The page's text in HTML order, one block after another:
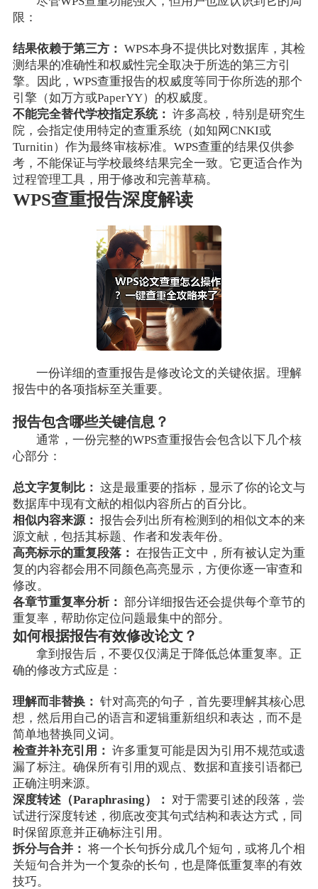
限：
结果依赖于第三方： WPS本身不提供比对数据库，其检
测结果的准确性和权威性完全取决于所选的第三方引
擎。因此，WPS查重报告的权威度等同于你所选的那个
引擎（如万方或PaperYY）的权威度。
不能完全替代学校指定系统： 许多高校，特别是研究生
院，会指定使用特定的查重系统（如知网CNKI或
Turnitin）作为最终审核标准。WPS查重的结果仅供参
考，不能保证与学校最终结果完全一致。它更适合作为
过程管理工具，用于修改和完善草稿。
WPS查重报告深度解读
一份详细的查重报告是修改论文的关键依据。理解
报告中的各项指标至关重要。
报告包含哪些关键信息？
通常，一份完整的WPS查重报告会包含以下几个核
心部分：
总文字复制比： 这是最重要的指标，显示了你的论文与
数据库中现有文献的相似内容所占的百分比。
相似内容来源： 报告会列出所有检测到的相似文本的来
源文献，包括其标题、作者和发表年份。
高亮标示的重复段落： 在报告正文中，所有被认定为重
复的内容都会用不同颜色高亮显示，方便你逐一审查和
修改。
各章节重复率分析： 部分详细报告还会提供每个章节的
重复率，帮助你定位问题最集中的部分。
如何根据报告有效修改论文？
拿到报告后，不要仅仅满足于降低总体重复率。正
确的修改方式应是：
理解而非替换： 针对高亮的句子，首先要理解其核心思
想，然后用自己的语言和逻辑重新组织和表达，而不是
简单地替换同义词。
检查并补充引用： 许多重复可能是因为引用不规范或遗
漏了标注。确保所有引用的观点、数据和直接引语都已
正确注明来源。
深度转述（Paraphrasing）： 对于需要引述的段落，尝
试进行深度转述，彻底改变其句式结构和表达方式，同
时保留原意并正确标注引用。
拆分与合并： 将一个长句拆分成几个短句，或将几个相
关短句合并为一个复杂的长句，也是降低重复率的有效
技巧。